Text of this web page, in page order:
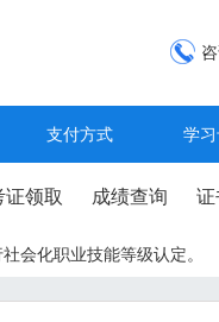
支付方式 学
证领取 成绩查询 证
会化职业技能等级认定。